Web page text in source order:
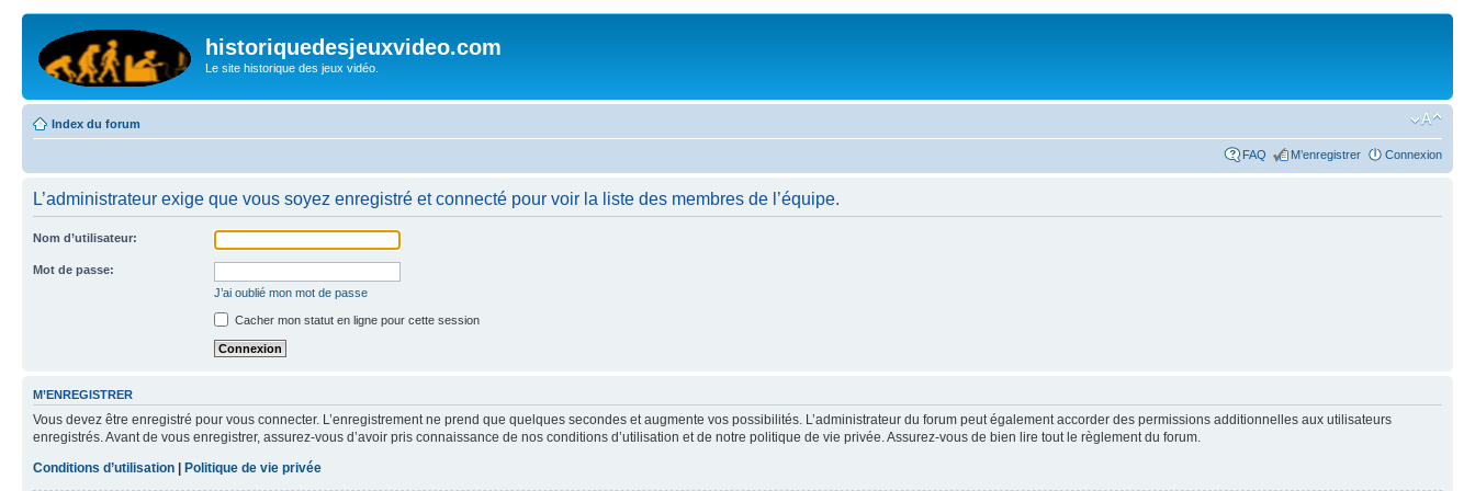
historiquedesjeuxvideo.com
Le site historique des jeux vidéo.
Index du forum
FAQ M’enregistrer Connexion
L’administrateur exige que vous soyez enregistré et connecté pour voir la liste des membres de l’équipe.
Nom d’utilisateur:
Mot de passe:
J’ai oublié mon mot de passe
Cacher mon statut en ligne pour cette session
M’ENREGISTRER
Vous devez être enregistré pour vous connecter. L’enregistrement ne prend que quelques secondes et augmente vos possibilités. L’administrateur du forum peut également accorder des permissions additionnelles aux utilisateurs
enregistrés. Avant de vous enregistrer, assurez-vous d’avoir pris connaissance de nos conditions d’utilisation et de notre politique de vie privée. Assurez-vous de bien lire tout le règlement du forum.
Conditions d’utilisation
Politique de vie privée